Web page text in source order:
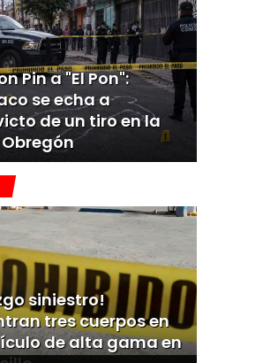
Pin a "El Pon":
se echa a
de un tiro en la
siniestro!
tres cuerpos en
de alta gama en